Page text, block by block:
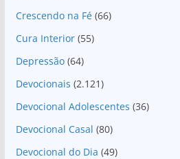
Crescendo na Fé(66)
Cura Interior(55)
Depressão(64)
Devocionais (2.121)
Devocional Adolescentes (36)
Devocional Casal (80)
Devocional do Dia (49)